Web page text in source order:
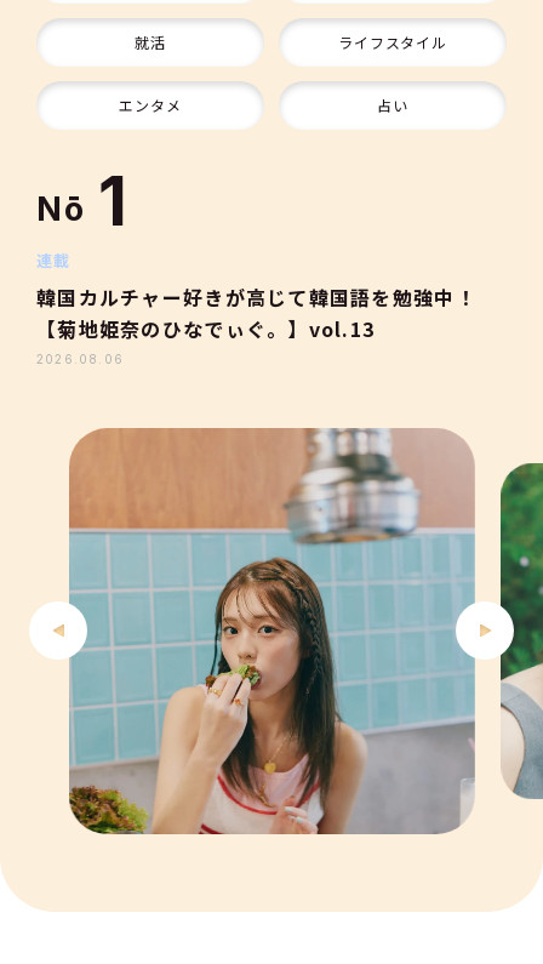
就活 ライフスタイル
エンタメ 占い
Nō
9
10
1
2
3
4
5
6
7
8
9
10
連載
韓国カルチャー好きが高じて韓国語を勉強中！
【菊地姫奈のひなでぃぐ。】vol.13
2026.08.06